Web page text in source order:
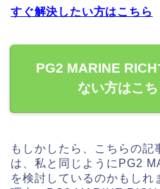
すぐ解決したい方はこちら
PG2 MARINE
ない方はこ
もしかしたら、こちらの記
は、私と同じようにPG2
を検討しているのかもしれ